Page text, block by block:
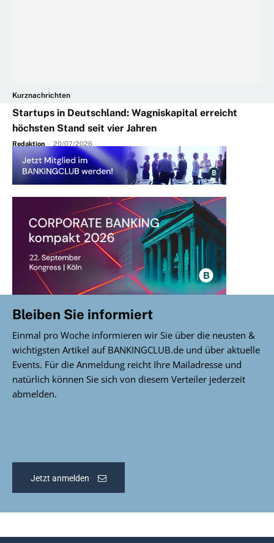
Kurznachrichten
Startups in Deutschland: Wagniskapital erreicht
höchsten Stand seit vier Jahren
Redaktion - 20/07/2026
Bleiben Sie informiert
Einmal pro Woche informieren wir Sie über die neusten &
wichtigsten Artikel auf BANKINGCLUB.de und über aktuelle
Events. Für die Anmeldung reicht Ihre Mailadresse und
natürlich können Sie sich von diesem Verteiler jederzeit
abmelden.
Jetzt anmelden